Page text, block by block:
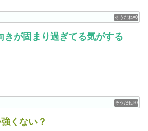
0
きが固まり過ぎてる気がする
0
くない？